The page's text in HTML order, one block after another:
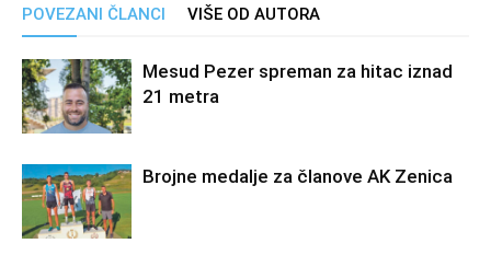
POVEZANI ČLANCI VIŠE OD AUTORA
Mesud Pezer spreman za hitac iznad
21 metra
Brojne medalje za članove AK Zenica